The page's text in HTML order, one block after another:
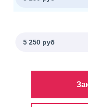
5 250 руб